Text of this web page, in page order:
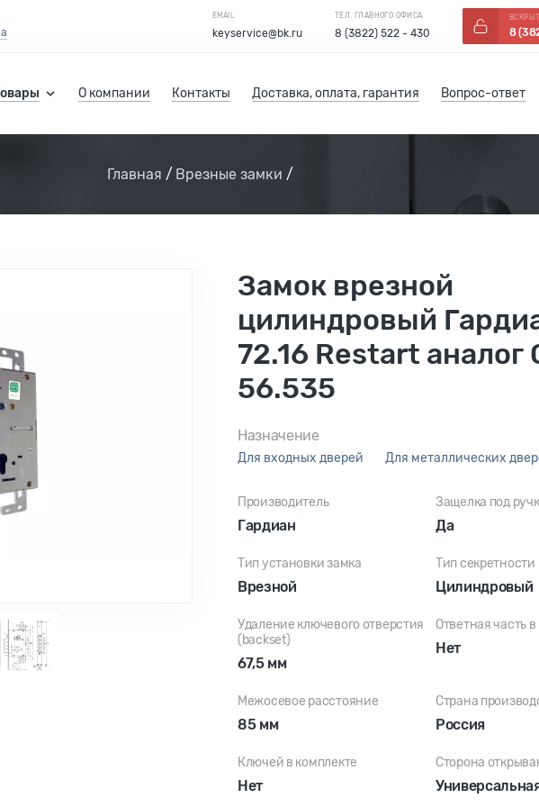
EMAIL
keyservice@bk.ru
ТЕЛ. ГЛАВНОГО ОФИСА
8 (3822) 522 - 430 8
О компании Контакты Доставка, оплата, гарантия Вопрос-ответ
Главная Врезные замки
Замок врезной
цилиндровый
72.16 Restart аналог
56.535
Назначение
для входных дверей для металлических
Производитель
Гардиан
Защелка под
Да
Тип установки замка
Врезной
Тип секретности
Цилиндровый
Удаление ключевого отверстия
(backset)
67,5 мм
Ответная часть
Нет
Межосевое расстояние
85 мм
Страна
Россия
Ключей в комплекте
Нет
Сторона